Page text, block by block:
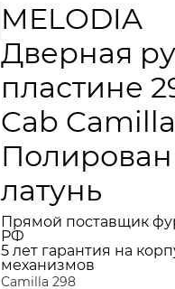
MELODIA
Дверная
пластине
Cab Camilla
латунь
Прямой поставщик
РФ
5 лет гарантия на
механизмов
Camilla 298